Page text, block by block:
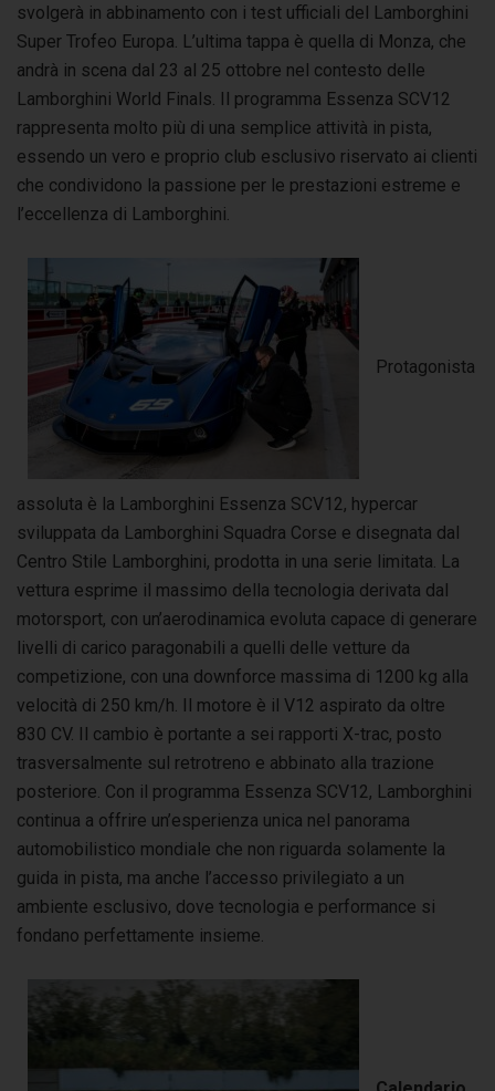
svolgerà in abbinamento con i test ufficiali del Lamborghini
Super Trofeo Europa. L’ultima tappa è quella di Monza, che
andrà in scena dal 23 al 25 ottobre nel contesto delle
Lamborghini World Finals. Il programma Essenza SCV12
rappresenta molto più di una semplice attività in pista,
essendo un vero e proprio club esclusivo riservato ai clienti
che condividono la passione per le prestazioni estreme e
l’eccellenza di Lamborghini.
Protagonista
assoluta è la Lamborghini Essenza SCV12, hypercar
sviluppata da Lamborghini Squadra Corse e disegnata dal
Centro Stile Lamborghini, prodotta in una serie limitata. La
vettura esprime il massimo della tecnologia derivata dal
motorsport, con un’aerodinamica evoluta capace di generare
livelli di carico paragonabili a quelli delle vetture da
competizione, con una downforce massima di 1200 kg alla
velocità di 250 km/h. Il motore è il V12 aspirato da oltre
830 CV. Il cambio è portante a sei rapporti X-trac, posto
trasversalmente sul retrotreno e abbinato alla trazione
posteriore. Con il programma Essenza SCV12, Lamborghini
continua a offrire un’esperienza unica nel panorama
automobilistico mondiale che non riguarda solamente la
guida in pista, ma anche l’accesso privilegiato a un
ambiente esclusivo, dove tecnologia e performance si
fondano perfettamente insieme.